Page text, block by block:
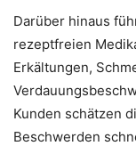
Darüber hinaus
rezeptfreien
Erkältungen,
Kunden schätzen
Beschwerden